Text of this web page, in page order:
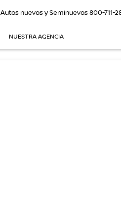
Autos nuevos y Seminuevos800-711-
NUESTRA AGENCIA